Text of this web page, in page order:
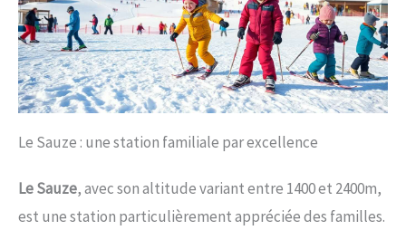
Le Sauze : une station familiale par excellence
Le Sauze, avec son altitude variant entre 1400 et 2400m,
est une station particulièrement appréciée des familles.